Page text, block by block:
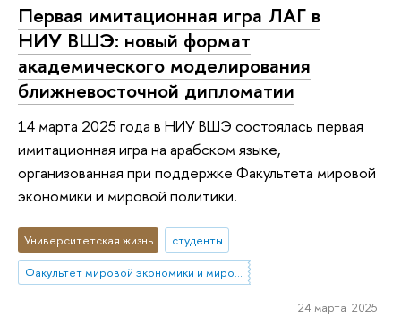
Первая имитационная игра ЛАГ в
НИУ ВШЭ: новый формат
академического моделирования
ближневосточной дипломатии
14 марта 2025 года в НИУ ВШЭ состоялась первая
имитационная игра на арабском языке,
организованная при поддержке Факультета мировой
экономики и мировой политики.
Университетская жизнь
студенты
Факультет мировой экономики и мировой политики
24 марта 2025